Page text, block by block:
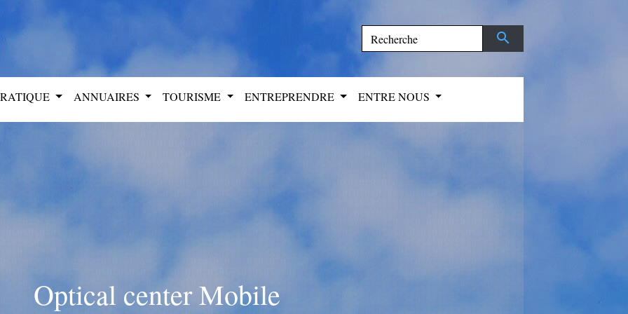
search
ANNUAIRES TOURISME ENTREPRENDRE ENTRE NOUS
Optical center Mobile